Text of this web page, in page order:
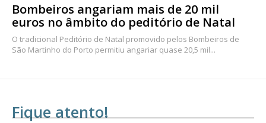
Bombeiros angariam mais de 20 mil
euros no âmbito do peditório de Natal
O tradicional Peditório de Natal promovido pelos Bombeiros de
São Martinho do Porto permitiu angariar quase 20,5 mil...
Fique atento!